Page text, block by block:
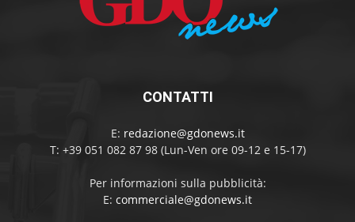
CONTATTI
E: redazione@gdonews.it
T: +39 051 082 87 98 (Lun-Ven ore 09-12 e 15-17)
Per informazioni sulla pubblicità:
E: commerciale@gdonews.it